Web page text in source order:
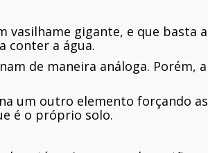
vasilhame gigante, e que basta a
conter a água.
de maneira análoga. Porém, a
um outro elemento forçando as
é o próprio solo.